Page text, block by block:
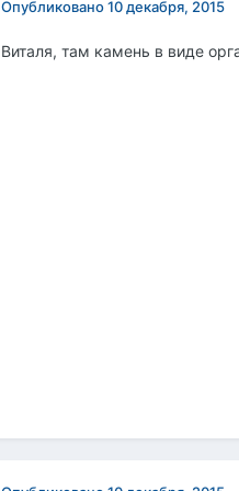
Опубликовано10 декабря, 2015
Виталя, там камень в виде